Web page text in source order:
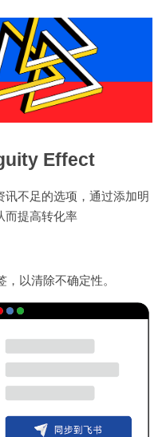
Effect
不足的选项，通过添加明
而提高转化率
以清除不确定性。